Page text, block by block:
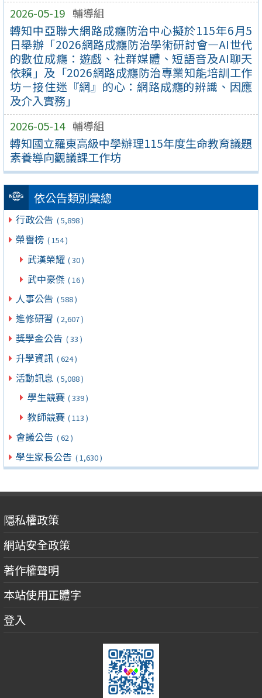
2026-05-19 輔導組
轉知中亞聯大網路成癮防治中心擬於115年6月5
日舉辦「2026網路成癮防治學術研討會—AI世代
的數位成癮：遊戲、社群媒體、短語音及AI聊天
依賴」及「2026網路成癮防治專業知能培訓工作
坊－接住迷『網』的心：網路成癮的辨識、因應
及介入實務」
2026-05-14 輔導組
轉知國立羅東高級中學辦理115年度生命教育議題
素養導向觀議課工作坊
依公告類別彙總
行政公告 ( 5,898 )
榮譽榜 ( 154 )
武漢榮耀 ( 30 )
武中豪傑 ( 16 )
人事公告 ( 588 )
進修研習 ( 2,607 )
獎學金公告 ( 33 )
升學資訊 ( 624 )
活動訊息 ( 5,088 )
學生競賽 ( 339 )
教師競賽 ( 113 )
會議公告 ( 62 )
學生家長公告 ( 1,630 )
隱私權政策
網站安全政策
著作權聲明
本站使用正體字
登入